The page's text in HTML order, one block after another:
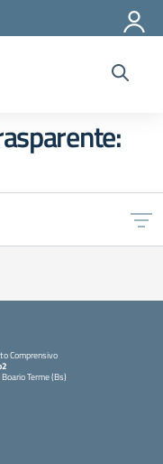
Comprensivo
Terme (Bs)